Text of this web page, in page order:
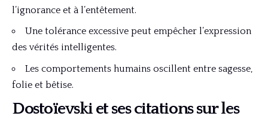
l’ignorance et à l’entêtement.
Une tolérance excessive peut empêcher l’expression
des vérités intelligentes.
Les comportements humains oscillent entre sagesse,
folie et bêtise.
Dostoïevski et ses citations sur les